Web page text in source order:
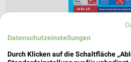
Datenschutzeinstellungen
Durch Klicken auf die Schaltfläche